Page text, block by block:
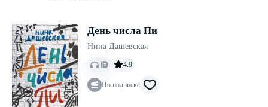
День числа Пи
Нина Дашевская
4.9
По подписке